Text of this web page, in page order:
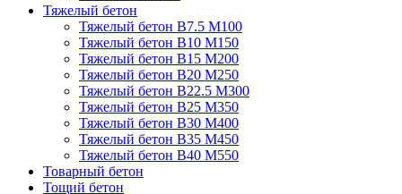
Тяжелый бетон
Тяжелый бетон В7.5 М100
Тяжелый бетон В10 М150
Тяжелый бетон В15 М200
Тяжелый бетон В20 М250
Тяжелый бетон В22.5 М300
Тяжелый бетон В25 М350
Тяжелый бетон В30 М400
Тяжелый бетон В35 М450
Тяжелый бетон В40 М550
Товарный бетон
Тощий бетон